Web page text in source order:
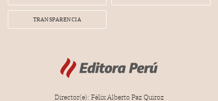
TRANSPARENCIA
Director(e): Félix Alberto Paz Quiroz